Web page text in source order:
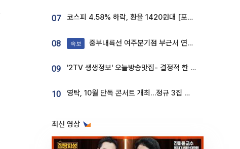
07 코스피 4.58% 하락, 환율 1420원대 [포토]
08 속보 중부내륙선 여주분기점 부근서 연이은 추돌사고 발생
09 '2TV 생생정보' 오늘방송맛집- 결정적 한 수, 3종 메밀면! 메밀 소바 맛집 '의○○○○'
10 영탁, 10월 단독 콘서트 개최…정규 3집 신곡 첫선
최신 영상